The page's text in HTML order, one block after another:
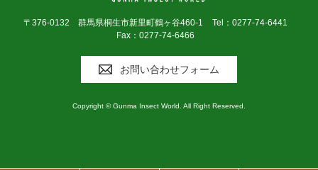
〒376-0132 群馬県桐生市新里町鶴ヶ谷460-1
Tel：0277-74-6441
Fax：0277-74-6466
お問い合わせフォーム
Copyright © Gunma Insect World. All Right Reserved.